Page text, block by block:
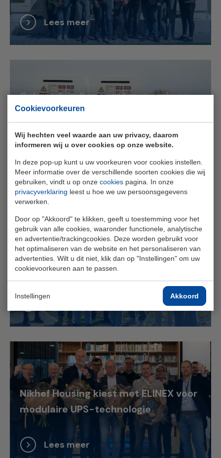
Cookievoorkeuren
Wij hechten veel waarde aan uw privacy, daarom
informeren wij u over cookies op onze website.
In deze pop-up kunt u uw voorkeuren voor cookies instellen.
Meer informatie over de verschillende soorten cookies die wij
gebruiken, vindt u op onze cookies pagina. In onze
privacyverklaring leest u hoe we uw persoonsgegevens
verwerken.
Door op "Akkoord" te klikken, geeft u toestemming voor het
gebruik van alle cookies, waaronder functionele, analytische
en advertentie/trackingcookies. Deze worden gebruikt voor
het optimaliseren van de website en het personaliseren van
advertenties. Wilt u dit niet, klik dan op "Instellingen" om uw
cookievoorkeuren aan te passen.
Instellingen Akkoord
Lees meer
Gebroeders Kos oogst meer grip op
energie met batterijopslag van
Lees meer
Slim omgaan met schaarse
stroomcapaciteit aan de Zeeuwse
kust
Nikhef Housing kiest met ELINEX voor
modulaire UPS-technologie
Lees meer